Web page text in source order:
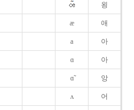
욍
æ 애
a 아
ɑ 아
ɑ̃ 앙
ʌ 어